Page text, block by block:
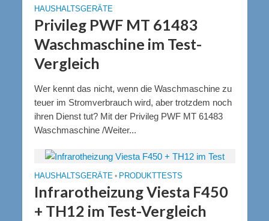
HAUSHALTSGERÄTE
Privileg PWF MT 61483
Waschmaschine im Test-
Vergleich
Wer kennt das nicht, wenn die Waschmaschine zu
teuer im Stromverbrauch wird, aber trotzdem noch
ihren Dienst tut? Mit der Privileg PWF MT 61483
Waschmaschine /Weiter...
HAUSHALTSGERÄTE • PRODUKTTESTS
Infrarotheizung Viesta F450
+ TH12 im Test-Vergleich